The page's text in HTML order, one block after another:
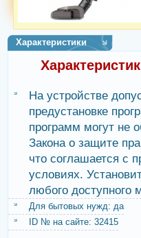
Характеристики
На устройстве
предустановке
программ могут не
Закона о защите
что соглашается с
условиях.
любого доступного
Для бытовых нужд: да
ID № на сайте: 32415